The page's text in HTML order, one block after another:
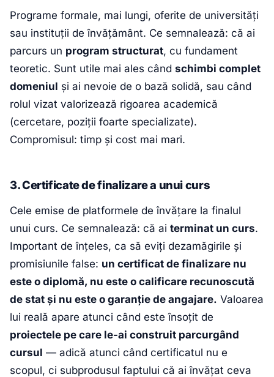
Programe formale, mai lungi, oferite de universități
sau instituții de învățământ. Ce semnalează: că ai
parcurs un program structurat, cu fundament
teoretic. Sunt utile mai ales când schimbi complet
domeniul și ai nevoie de o bază solidă, sau când
rolul vizat valorizează rigoarea academică
(cercetare, poziții foarte specializate).
Compromisul: timp și cost mai mari.
3. Certificate de finalizare a unui curs
Cele emise de platformele de învățare la finalul
unui curs. Ce semnalează: că ai terminat un curs.
Important de înțeles, ca să eviți dezamăgirile și
promisiunile false: un certificat de finalizare nu
este o diplomă, nu este o calificare recunoscută
de stat și nu este o garanție de angajare. Valoarea
lui reală apare atunci când este însoțit de
proiectele pe care le-ai construit parcurgând
cursul — adică atunci când certificatul nu e
scopul, ci subprodusul faptului că ai învățat ceva